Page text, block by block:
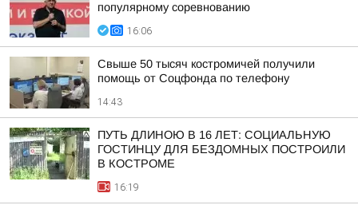
популярному соревнованию
16:06
Свыше 50 тысяч костромичей получили
помощь от Соцфонда по телефону
14:43
ПУТЬ ДЛИНОЮ В 16 ЛЕТ: СОЦИАЛЬНУЮ
ГОСТИНЦУ ДЛЯ БЕЗДОМНЫХ ПОСТРОИЛИ
В КОСТРОМЕ
16:19